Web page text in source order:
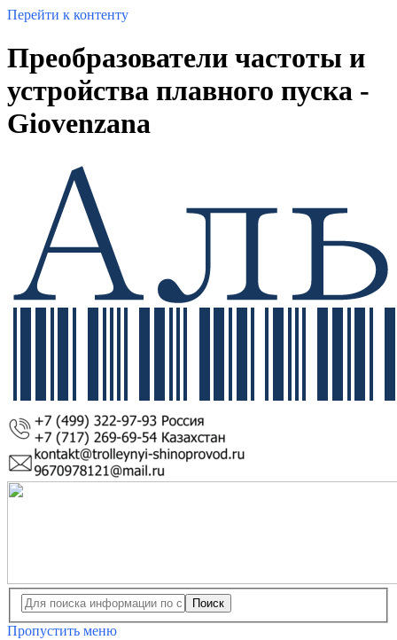
Перейти к контенту
Преобразователи частоты и
устройства плавного пуска -
Giovenzana
Поиск
Пропустить меню